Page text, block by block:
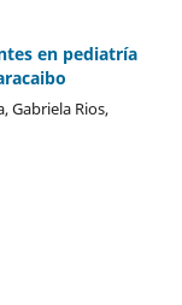
en pediatría
Gabriela Rios,